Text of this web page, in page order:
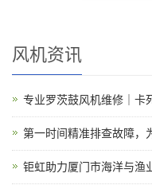
风机资讯
专业罗茨鼓风机维修｜卡
第一时间精准排查故障，
钜虹助力厦门市海洋与渔